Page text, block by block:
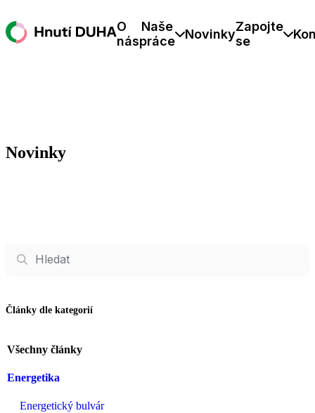
O
nás
Naše
práce
NovinkyZapojte
se
Novinky
Články dle kategorií
Všechny články
Energetika
Energetický bulvár